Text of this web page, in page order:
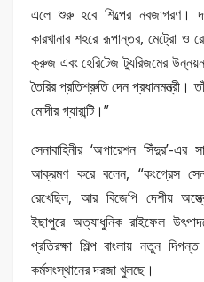
এলে শুরু হবে শিল্পের নবজাগরণ।
কারখানার শহরে রূপান্তর, মেট্রো ও
ক্রুজ এবং হেরিটেজ ট্যুরিজমের
তৈরির প্রতিশ্রুতি দেন প্রধানমন্ত্রী।
মোদীর গ্যারান্টি।”
সেনাবাহিনীর ‘অপারেশন সিঁদুর’-
আক্রমণ করে বলেন, “কংগ্রেস
রেখেছিল, আর বিজেপি দেশীয়
ইছাপুরে অত্যাধুনিক রাইফেল
প্রতিরক্ষা শিল্প বাংলায় নতুন
কর্মসংস্থানের দরজা খুলছে।